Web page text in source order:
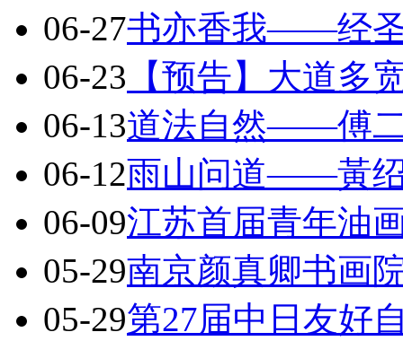
06-27书亦香我——经
06-23 【预告】大道
06-13道法自然——傅
06-12雨山问道——黃
06-09江苏首届青年油
05-29南京颜真卿书画
05-29第27届中日友好